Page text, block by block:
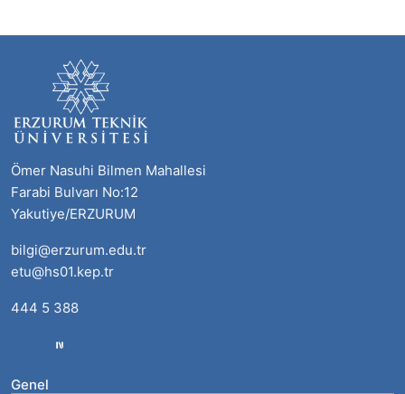
Ömer Nasuhi Bilmen Mahallesi
Farabi Bulvarı No:12
Yakutiye/ERZURUM
bilgi@erzurum.edu.tr
etu@hs01.kep.tr
444 5 388
Genel